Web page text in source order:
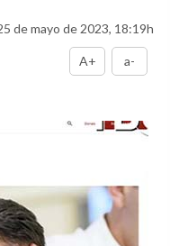
de mayo de 2023, 18:19h
A+ a-